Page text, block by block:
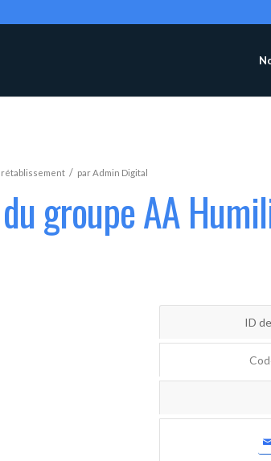
rétablissement / parAdmin Digital
groupe AA
ID